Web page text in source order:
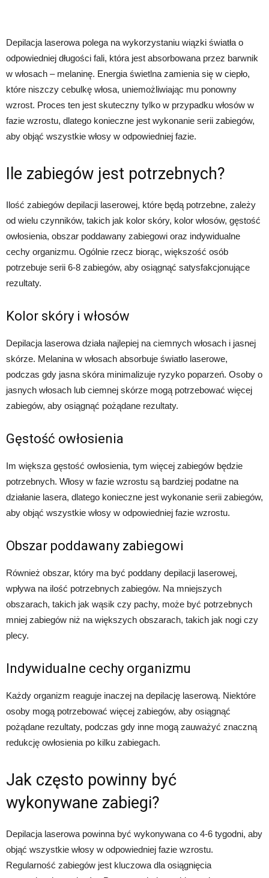
Depilacja laserowa polega na wykorzystaniu wiązki światła o
odpowiedniej długości fali, która jest absorbowana przez barwnik
w włosach – melaninę. Energia świetlna zamienia się w ciepło,
które niszczy cebulkę włosa, uniemożliwiając mu ponowny
wzrost. Proces ten jest skuteczny tylko w przypadku włosów w
fazie wzrostu, dlatego konieczne jest wykonanie serii zabiegów,
aby objąć wszystkie włosy w odpowiedniej fazie.
Ile zabiegów jest potrzebnych?
Ilość zabiegów depilacji laserowej, które będą potrzebne, zależy
od wielu czynników, takich jak kolor skóry, kolor włosów, gęstość
owłosienia, obszar poddawany zabiegowi oraz indywidualne
cechy organizmu. Ogólnie rzecz biorąc, większość osób
potrzebuje serii 6-8 zabiegów, aby osiągnąć satysfakcjonujące
rezultaty.
Kolor skóry i włosów
Depilacja laserowa działa najlepiej na ciemnych włosach i jasnej
skórze. Melanina w włosach absorbuje światło laserowe,
podczas gdy jasna skóra minimalizuje ryzyko poparzeń. Osoby o
jasnych włosach lub ciemnej skórze mogą potrzebować więcej
zabiegów, aby osiągnąć pożądane rezultaty.
Gęstość owłosienia
Im większa gęstość owłosienia, tym więcej zabiegów będzie
potrzebnych. Włosy w fazie wzrostu są bardziej podatne na
działanie lasera, dlatego konieczne jest wykonanie serii zabiegów,
aby objąć wszystkie włosy w odpowiedniej fazie wzrostu.
Obszar poddawany zabiegowi
Również obszar, który ma być poddany depilacji laserowej,
wpływa na ilość potrzebnych zabiegów. Na mniejszych
obszarach, takich jak wąsik czy pachy, może być potrzebnych
mniej zabiegów niż na większych obszarach, takich jak nogi czy
plecy.
Indywidualne cechy organizmu
Każdy organizm reaguje inaczej na depilację laserową. Niektóre
osoby mogą potrzebować więcej zabiegów, aby osiągnąć
pożądane rezultaty, podczas gdy inne mogą zauważyć znaczną
redukcję owłosienia po kilku zabiegach.
Jak często powinny być
wykonywane zabiegi?
Depilacja laserowa powinna być wykonywana co 4-6 tygodni, aby
objąć wszystkie włosy w odpowiedniej fazie wzrostu.
Regularność zabiegów jest kluczowa dla osiągnięcia